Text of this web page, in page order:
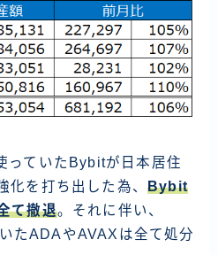
っていたBybitが日本居住
化を打ち出した為、 Bybit
て撤退。それに伴い、
たADAやAVAXは全て処分